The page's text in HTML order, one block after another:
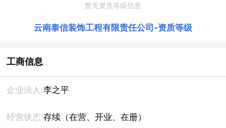
暂无资质等级信息
云南泰信装饰工程有限责任公司 -资质等级
工商信息
企业法人:李之平
经营状态:存续（在营、开业、在册）